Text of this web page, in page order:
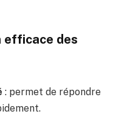
efficace des
: permet de répondre